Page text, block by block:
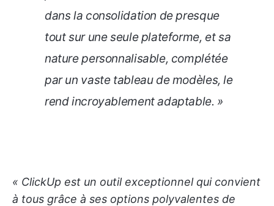
dans la consolidation de presque
tout sur une seule plateforme, et sa
nature personnalisable, complétée
par un vaste tableau de modèles, le
rend incroyablement adaptable. »
« ClickUp est un outil exceptionnel qui convient
à tous grâce à ses options polyvalentes de